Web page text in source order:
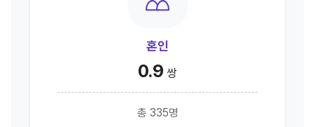
혼인
0.9 쌍
총 335명